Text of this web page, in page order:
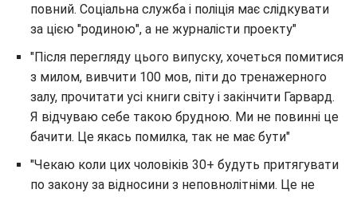
повний. Соціальна служба і поліція має слідкувати
за цією "родиною", а не журналісти проекту"
"Після перегляду цього випуску, хочеться помитися
з милом, вивчити 100 мов, піти до тренажерного
залу, прочитати усі книги світу і закінчити Гарвард.
Я відчуваю себе такою брудною. Ми не повинні це
бачити. Це якась помилка, так не має бути"
"Чекаю коли цих чоловіків 30+ будуть притягувати
по закону за відносини з неповнолітніми. Це не